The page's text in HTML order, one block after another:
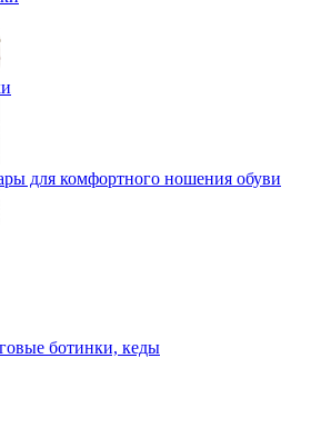
для одежды
и косынки
и шарфы
и варежки
и ленты